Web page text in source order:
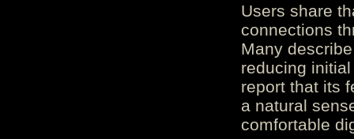
Users share
connections
Many
reducing
report that its
a natural
comfortable